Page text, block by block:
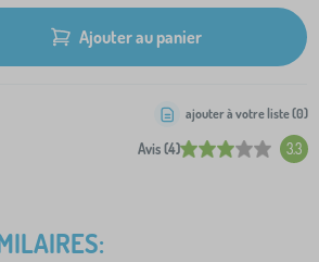
Ajouter au panier
Avis (4) 3.3
ajouter à votre liste (0)